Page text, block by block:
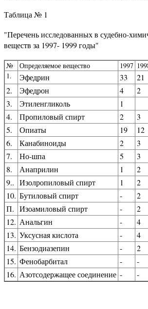
Таблица № 1
"Перечень исследованных в судебно-
веществ за 1997- 1999 годы"
№ Определяемое вещество 1997
1.
Эфедрин 33 21
2.
Эфедрон 4 2
3.
Этиленгликоль
1
4.
Пропиловый спирт 2
3
5.
Опиаты 19 12
6.
Канабиноиды 2
3
7.
Но-шпа 5
3
8.
Анаприлин 1
2
9.. Изолропиловый спирт 1
2
10. Бутиловый спирт -
2
П. Изоамиловый спирт -
2
12. Анальгин -
4
13. Уксусная кислота -
4
14. Бензодиазепин -
2
15. Фенобарбитал -
-
16. Азотсодержащее соединение - -